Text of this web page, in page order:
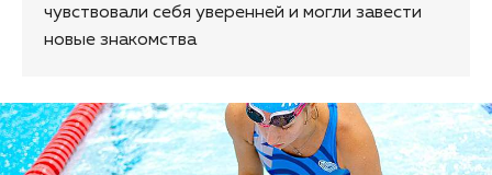
чувствовали себя уверенней и могли завести
новые знакомства